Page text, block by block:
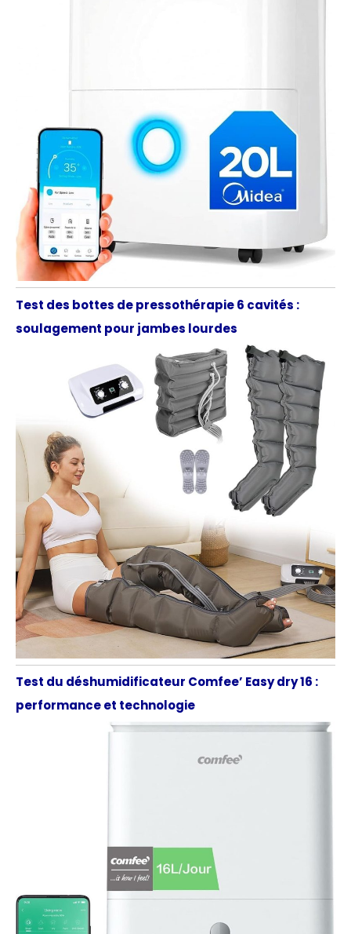
Test des bottes de pressothérapie 6 cavités :
soulagement pour jambes lourdes
Test du déshumidificateur Comfee’ Easy dry 16 :
performance et technologie